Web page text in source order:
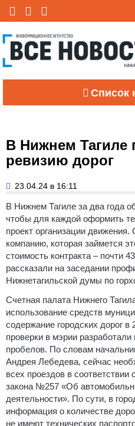
Список
В Нижнем Тагиле
ревизию дорог
23.04.24 в 16:11
В Нижнем Тагиле за два года
чтобы для каждой оформить
проект организации
компанию, которая займется
стоимость контракта – почти
рассказали на заседании
Нижнетагильской думы по
Счетная палата Нижнего
использование средств
содержание городских дорог в
проверки в мэрии
пробелов. По словам
Андрея Лебедева, сейчас
всех проездов в
закона №257 «Об
деятельности». По сути, в
информация о количестве
не имеют технических